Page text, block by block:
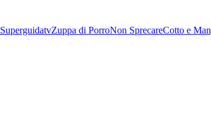
SuperguidatvZuppa di PorroNon SprecareCotto e